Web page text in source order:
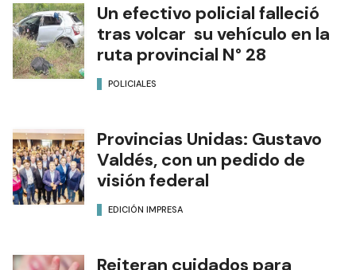
Un efectivo policial falleció
tras volcar su vehículo en la
ruta provincial N° 28
POLICIALES
Provincias Unidas: Gustavo
Valdés, con un pedido de
visión federal
EDICIÓN IMPRESA
Reiteran cuidados para